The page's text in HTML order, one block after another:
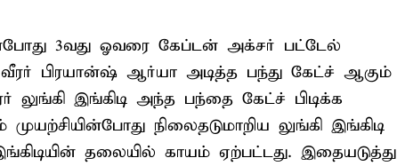
3வது ஓவரை கேப்டன் அக்சர் பட்டேல்
பிரயான்ஷ் ஆர்யா அடித்த பந்து கேட்ச் ஆகும்
லுங்கி இங்கிடி அந்த பந்தை கேட்ச் பிடிக்க
நிலைதடுமாறிய லுங்கி இங்கிடி
தலையில் காயம் ஏற்பட்டது. இதையடுத்து